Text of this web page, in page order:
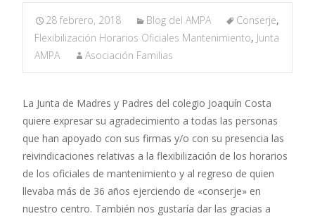
28 febrero, 2018 Blog del AMPA Conserje,
Flexibilización Horarios Oficiales Mantenimiento, Junta
AMPA
Asociación Familias
La Junta de Madres y Padres del colegio Joaquín Costa
quiere expresar su agradecimiento a todas las personas
que han apoyado con sus firmas y/o con su presencia las
reivindicaciones relativas a la flexibilización de los horarios
de los oficiales de mantenimiento y al regreso de quien
llevaba más de 36 años ejerciendo de «conserje» en
nuestro centro. También nos gustaría dar las gracias a